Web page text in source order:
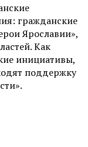
гражданские
Ярославии»,
Как
инициативы,
поддержку